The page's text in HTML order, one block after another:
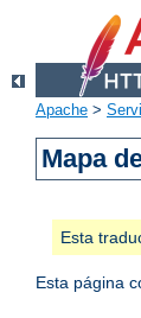
Apache >
Mapa
Esta
Esta página